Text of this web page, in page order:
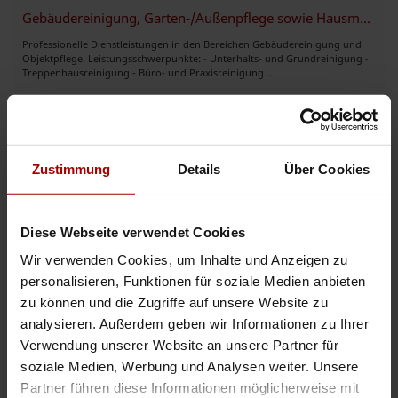
Zustimmung Details Über Cookies
Diese Webseite verwendet Cookies
Wir verwenden Cookies, um Inhalte und Anzeigen zu
personalisieren, Funktionen für soziale Medien anbieten
zu können und die Zugriffe auf unsere Website zu
analysieren. Außerdem geben wir Informationen zu Ihrer
Verwendung unserer Website an unsere Partner für
soziale Medien, Werbung und Analysen weiter. Unsere
Partner führen diese Informationen möglicherweise mit
Gebäudereinigung, Garten-/Außenpflege sowie Hausmeister-/Objektservice
Professionelle Dienstleistungen in den Bereichen Gebäudereinigung und
Objektpflege. Leistungsschwerpunkte: - Unterhalts- und Grundreinigung -
Treppenhausreinigung - Büro- und Praxisreinigung ..
schnelle und qualitativ hochwertige Dienstleistungen für die
DE-Clean Reinigungsfirma sucht Aufträge für Treppenhausreinigung DE-
Reinigungsfirma in Berlin für Privat- und Gewerbekunden DE-Clea ..
Gesuchin 10319, Berlin 26.07.2026